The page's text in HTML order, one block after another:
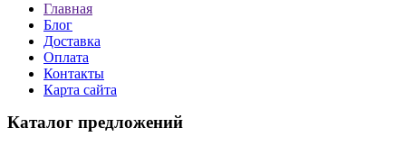
Главная
Блог
Доставка
Оплата
Контакты
Карта сайта
Каталог предложений